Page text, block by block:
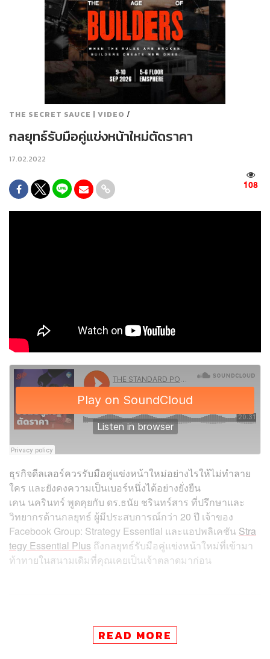
THE SECRET SAUCE | VIDEO /
กลยุทธ์รับมือคู่แข่งหน้าใหม่ตัดราคา
17.02.2022
108
ธุรกิจดีลเลอร์ควรรับมือคู่แข่งหน้าใหม่อย่างไรให้ไม่ทำลาย
ใคร และยังคงความเป็นเบอร์หนึ่งได้อย่างยั่งยืน
เคน นครินทร์ พูดคุยกับ ดร.ธนัย ชรินทร์สาร ที่ปรึกษาและ
วิทยากรด้านกลยุทธ์ ผู้มีประสบการณ์กว่า 20 ปี เจ้าของ
Facebook Group: Strategy Essential และแอปพลิเคชัน Stra
tegy Essential Plus ถึงกลยุทธ์รับมือคู่แข่งหน้าใหม่ที่เข้ามา
ท้าทายในสนามเดิมที่คุณเคยเป็นเจ้าตลาดมาก่อน
สามารถฟังพอดแคสต์ The Secret Sauce
ผ่านแอปพลิเคชันต่างๆ ที่คุณสะดวกหรือใช้อยู่แล้วได้เลย
READ MORE